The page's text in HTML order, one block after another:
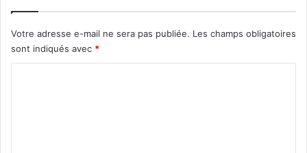
Votre adresse e-mail ne sera pas publiée. Les champs obligatoires
sont indiqués avec *